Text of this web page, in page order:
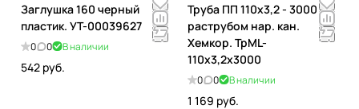
Заглушка 160 черный
пластик. УТ-00039627
0 0 В наличии
542 руб.
Труба ПП 110х3,2 - 3000 с
раструбом нар. кан.
Хемкор. ТрML-
110x3,2х3000
0 0 В наличии
1 169 руб.